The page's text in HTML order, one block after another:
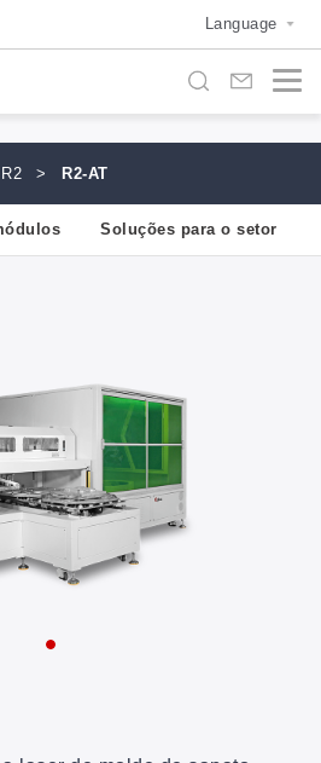
Language
> R2-AT
Soluções para o setor